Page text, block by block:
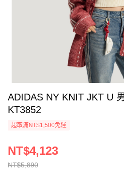
ADIDAS NY KNIT JKT U
KT3852
超取滿NT$1,500免運
NT$5,890
NT$4,123